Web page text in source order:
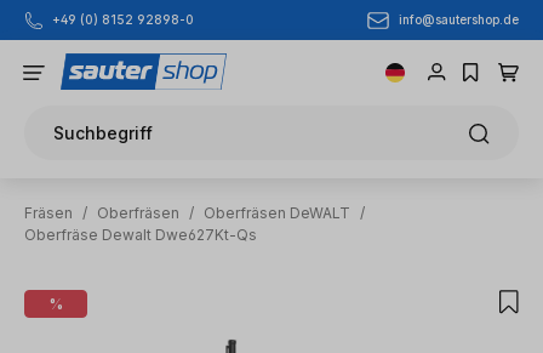
Zum Hauptinhalt springen
+49 (0) 8152 92898-0 info@sautershop.de
Suchbegriff
Fräsen / Oberfräsen / Oberfräsen DeWALT
/
Oberfräse Dewalt Dwe627Kt-Qs
Bildergalerie überspringen
%